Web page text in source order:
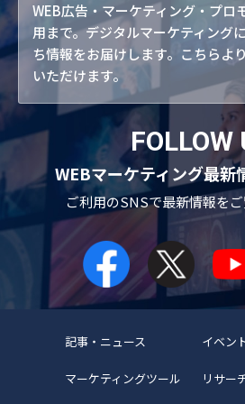
WEB広告・マーケティング・プロ
用まで。デジタルマーケティング
ち情報をお届けします。こちらよ
いただけます。
FOLLOW
WEBマーケティング最新
ご利用のSNSで最新情報を
記事・ニュース イベン
マーケティングツール リサー